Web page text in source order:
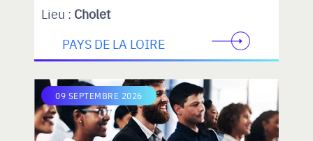
Lieu : Cholet
PAYS DE LA LOIRE
09 SEPTEMBRE 2026